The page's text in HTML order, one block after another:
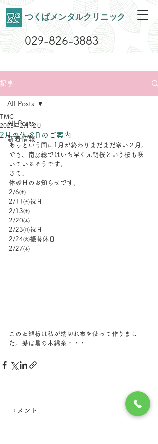
​つくばメンタルクリニック
029-826-3883
記事
All Posts
新着情報
All Posts
2月の休診日のご案内
TMC
2025年2月12日
あっという間に1月が終わりまだまだ寒い２月。
でも、南房総ではいち早く元朝桜という桜も咲
いているそうです。
さて、
休診日のお知らせです。
2/6㈭
2/11㈫祝日
2/13㈭
2/20㈭
2/23㈪祝日
2/24㈫振替休日
2/27㈭
このお雛様は私が端切れ布を使って作りまし
た。髪は黒の木綿糸・・・
コメント